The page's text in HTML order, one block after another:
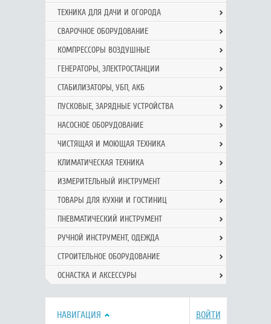
ТЕХНИКА ДЛЯ ДАЧИ И ОГОРОДА
СВАРОЧНОЕ ОБОРУДОВАНИЕ
КОМПРЕССОРЫ ВОЗДУШНЫЕ
ГЕНЕРАТОРЫ, ЭЛЕКТРОСТАНЦИИ
СТАБИЛИЗАТОРЫ, УБП, АКБ
ПУСКОВЫЕ, ЗАРЯДНЫЕ УСТРОЙСТВА
НАСОСНОЕ ОБОРУДОВАНИЕ
ЧИСТЯЩАЯ И МОЮЩАЯ ТЕХНИКА
КЛИМАТИЧЕСКАЯ ТЕХНИКА
ИЗМЕРИТЕЛЬНЫЙ ИНСТРУМЕНТ
ТОВАРЫ ДЛЯ КУХНИ И ГОСТИНИЦ
ПНЕВМАТИЧЕСКИЙ ИНСТРУМЕНТ
РУЧНОЙ ИНCТРУМЕНТ, ОДЕЖДА
СТРОИТЕЛЬНОЕ ОБОРУДОВАНИЕ
ОСНАСТКА И АКСЕССУРЫ
НАВИГАЦИЯ ВОЙТИ